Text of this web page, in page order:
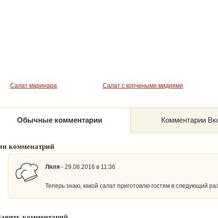
Салат маринара Салат с копчеными мидиями
Обычные комментарии Комментарии
комменатрий
Ляля - 29.08.2016 в 11:36
Теперь знаю, какой салат приготовлю гостям в следующий